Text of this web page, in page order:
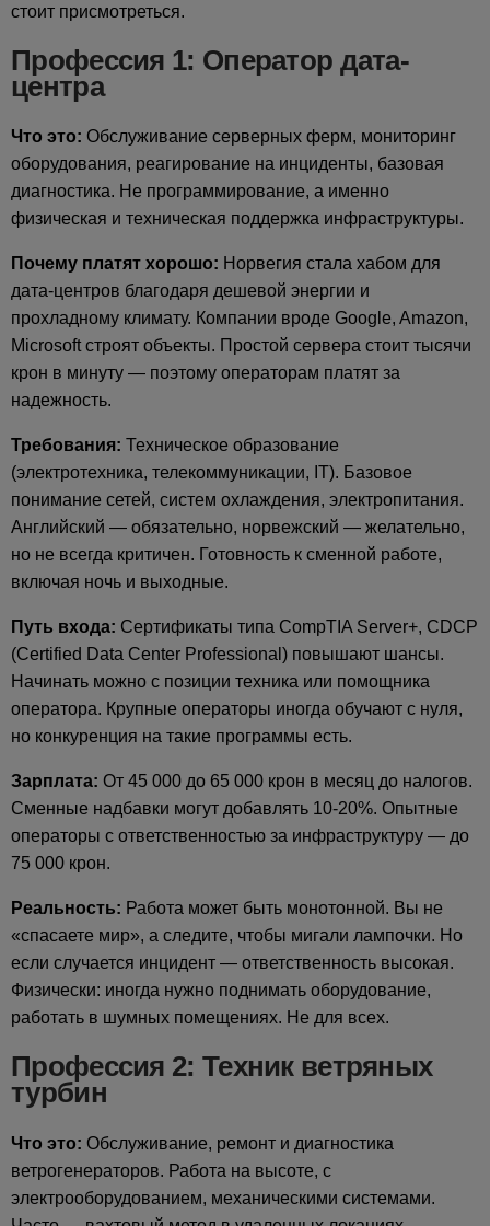
стоит присмотреться.
Профессия 1: Оператор дата-
центра
Что это: Обслуживание серверных ферм, мониторинг
оборудования, реагирование на инциденты, базовая
диагностика. Не программирование, а именно
физическая и техническая поддержка инфраструктуры.
Почему платят хорошо: Норвегия стала хабом для
дата-центров благодаря дешевой энергии и
прохладному климату. Компании вроде Google, Amazon,
Microsoft строят объекты. Простой сервера стоит тысячи
крон в минуту — поэтому операторам платят за
надежность.
Требования: Техническое образование
(электротехника, телекоммуникации, IT). Базовое
понимание сетей, систем охлаждения, электропитания.
Английский — обязательно, норвежский — желательно,
но не всегда критичен. Готовность к сменной работе,
включая ночь и выходные.
Путь входа: Сертификаты типа CompTIA Server+, CDCP
(Certified Data Center Professional) повышают шансы.
Начинать можно с позиции техника или помощника
оператора. Крупные операторы иногда обучают с нуля,
но конкуренция на такие программы есть.
Зарплата: От 45 000 до 65 000 крон в месяц до налогов.
Сменные надбавки могут добавлять 10-20%. Опытные
операторы с ответственностью за инфраструктуру — до
75 000 крон.
Реальность: Работа может быть монотонной. Вы не
«спасаете мир», а следите, чтобы мигали лампочки. Но
если случается инцидент — ответственность высокая.
Физически: иногда нужно поднимать оборудование,
работать в шумных помещениях. Не для всех.
Профессия 2: Техник ветряных
турбин
Что это: Обслуживание, ремонт и диагностика
ветрогенераторов. Работа на высоте, с
электрооборудованием, механическими системами.